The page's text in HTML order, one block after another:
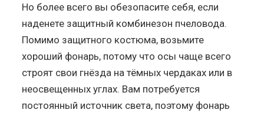
Но более всего вы обезопасите себя, если
наденете защитный комбинезон пчеловода.
Помимо защитного костюма, возьмите
хороший фонарь, потому что осы чаще всего
строят свои гнёзда на тёмных чердаках или в
неосвещенных углах. Вам потребуется
постоянный источник света, поэтому фонарь